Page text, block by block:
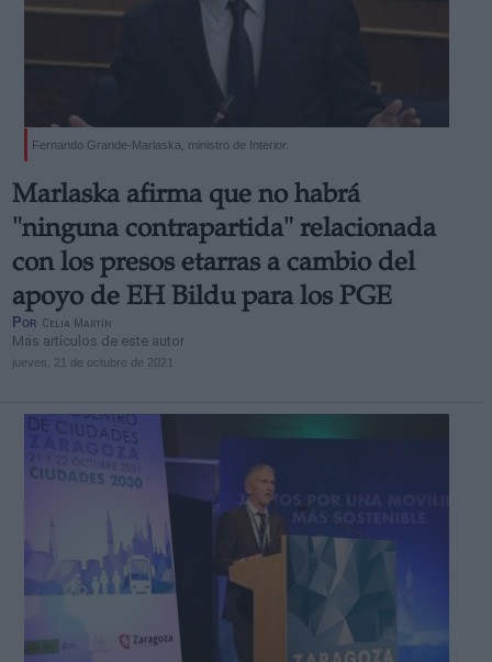
Fernando Grande-Marlaska, ministro de Interior.
Marlaska afirma que no habrá
"ninguna contrapartida" relacionada
con los presos etarras a cambio del
apoyo de EH Bildu para los PGE
Por Celia Martín
Más artículos de este autor
jueves, 21 de octubre de 2021